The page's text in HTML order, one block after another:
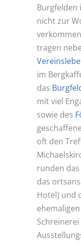
Burgfelden
nicht zur
tragen
im
das
mit viel
sowie des
oft den
runden
das
Hotel) und